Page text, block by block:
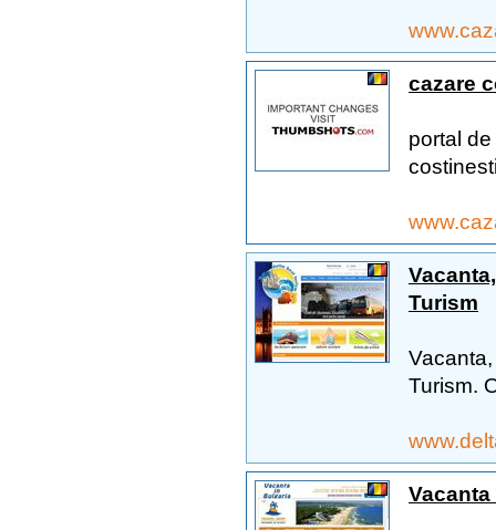
cazare
portal
Turism
Turism.